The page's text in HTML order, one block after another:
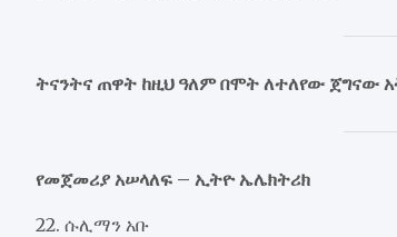
ትናንትና ጠዋት ከዚህ ዓለም በሞት ለተለየው ጀግናው
የመጀመሪያ አሠላለፍ – ኢትዮ ኤሌክትሪክ
22. ሱሊማን አቡ